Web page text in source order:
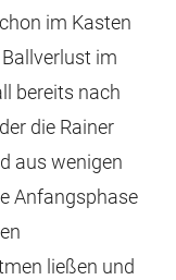
im Kasten
im
bereits nach
die Rainer
aus wenigen
Anfangsphase
ließen und